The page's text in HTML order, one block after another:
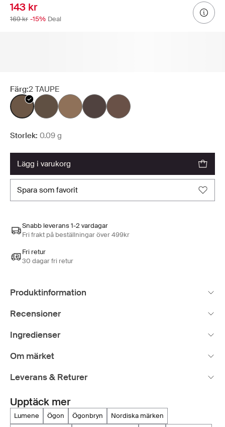
143 kr
169 kr -15% Deal
Färg:2 TAUPE
Storlek: 0.09 g
lägg i varukorg
spara som favorit
Snabb leverans 1-2 vardagar
Fri frakt på beställningar över 499kr
Fri retur
30 dagar fri retur
Produktinformation
Recensioner
Ingredienser
Om märket
Leverans & Returer
Upptäck mer
lumene ögon ögonbryn
nordiska märken